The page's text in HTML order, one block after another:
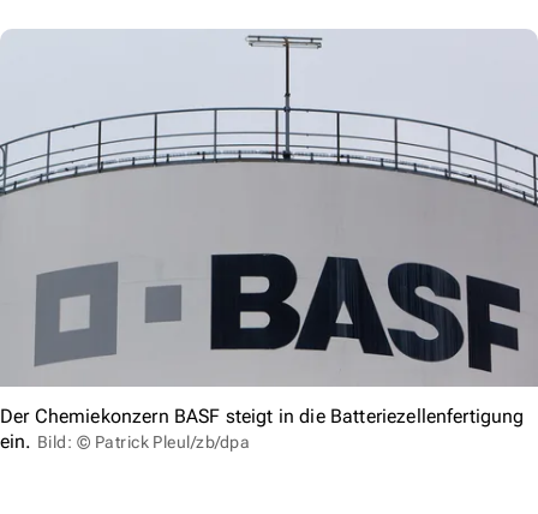
Der Chemiekonzern BASF steigt in die Batteriezellenfertigung
ein. Bild: © Patrick Pleul/zb/dpa